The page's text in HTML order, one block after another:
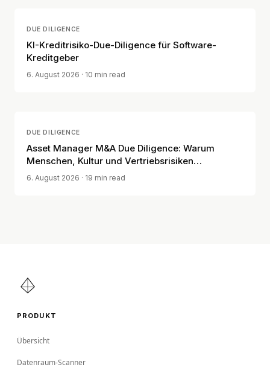
DUE DILIGENCE
KI-Kreditrisiko-Due-Diligence für Software-
Kreditgeber
6. August 2026 · 10 min read
DUE DILIGENCE
Asset Manager M&A Due Diligence: Warum
Menschen, Kultur und Vertriebsrisiken
entscheidend sind
6. August 2026 · 19 min read
PRODUKT
Übersicht
Datenraum-Scanner